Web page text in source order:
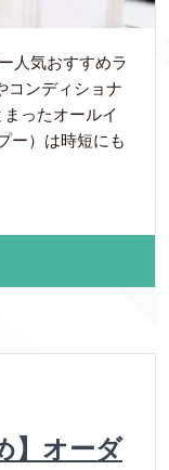
人気おすすめラ
コンディショナ
ったオールイ
ー）は時短にも
】オーダ